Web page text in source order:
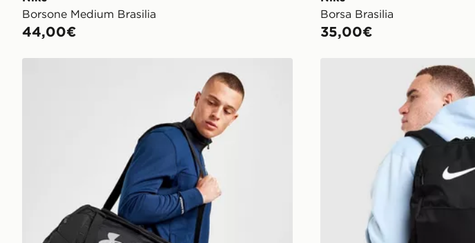
Borsone Medium Brasilia
44,00€
Borsa Brasilia
35,00€